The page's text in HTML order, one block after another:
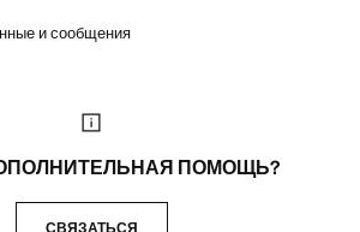
и сообщения
ПОМОЩЬ?